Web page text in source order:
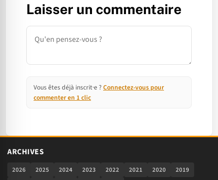
Laisser un commentaire
Commentaire
Vous êtes déjà inscrit·e ? Connectez-vous pour
commenter en 1 clic
ARCHIVES
2026 2025 2024 2023 2022 2021 2020
2019